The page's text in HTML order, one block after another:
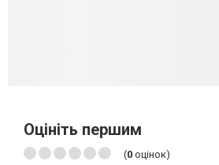
Оцініть першим
(0 оцінок)